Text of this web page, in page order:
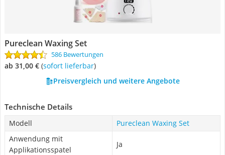
Pureclean Waxing Set
586 Bewertungen
ab 31,00 € ( Sofort lieferbar)
Preisvergleich und weitere Angebote
Technische Details
Modell
Pureclean Waxing Set
Anwendung mit
Applikationsspatel
Ja